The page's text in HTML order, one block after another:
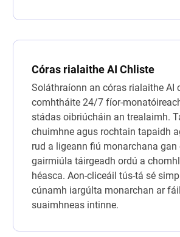
Córas rialaithe AI Chliste
Soláthraíonn an córas rialaithe AI
comhtháite 24/7 fíor-
stádas oibriúcháin an trealaimh.
chuimhne agus rochtain tapaidh
rud a ligeann fiú monarchana gan
gairmiúla táirgeadh ordú a
héasca. Aon-cliceáil tús-tá sé
cúnamh iargúlta monarchan ar
suaimhneas intinne.